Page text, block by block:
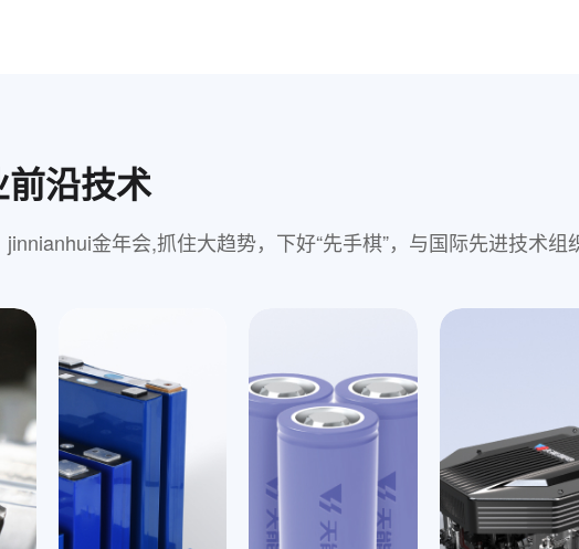
沿技术
金年会,抓住大趋势，下好“先手棋”，与国际先进技术
采用超高比容量
料，配套软包电池
制备的电芯通过针